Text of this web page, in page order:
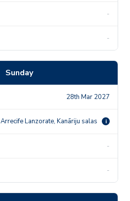
-
-
Sunday
28th Mar 2027
Arrecife Lanzorate, Kanāriju salas i
-
-